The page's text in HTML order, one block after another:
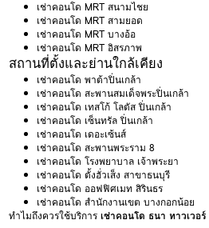
เช่าคอนโด MRT สนามไชย
เช่าคอนโด MRT สามยอด
เช่าคอนโด MRT บางอ้อ
เช่าคอนโด MRT อิสรภาพ
สถานที่ตั้งและย่านใกล้เคียง
เช่าคอนโด พาต้าปิ่นเกล้า
เช่าคอนโด สะพานสมเด็จพระปิ่นเกล้า
เช่าคอนโด เทสโก้ โลตัส ปิ่นเกล้า
เช่าคอนโด เซ็นทรัล ปิ่นเกล้า
เช่าคอนโด เดอะเซ้นส์
เช่าคอนโด สะพานพระราม 8
เช่าคอนโด โรงพยาบาล เจ้าพระยา
เช่าคอนโด ตั้งฮั่วเส็ง สาขาธนบุรี
เช่าคอนโด ออฟฟิศเมท สิรินธร
เช่าคอนโด สำนักงานเขต บางกอกน้อย
ทำไมถึงควรใช้บริการเช่าคอนโด ธนา ทาวเวอร์